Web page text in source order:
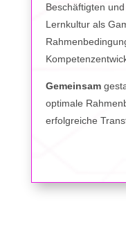
Beschäftigten
Lernkultur als
Gemeinsam
optimale
erfolgreiche